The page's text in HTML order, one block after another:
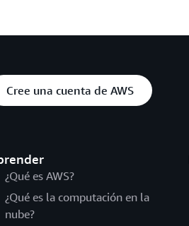
Cree una cuenta de AWS
¿Qué es AWS?
¿Qué es la computación en la
nube?